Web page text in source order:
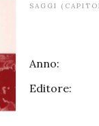
SAGGI
Anno:
Editore: